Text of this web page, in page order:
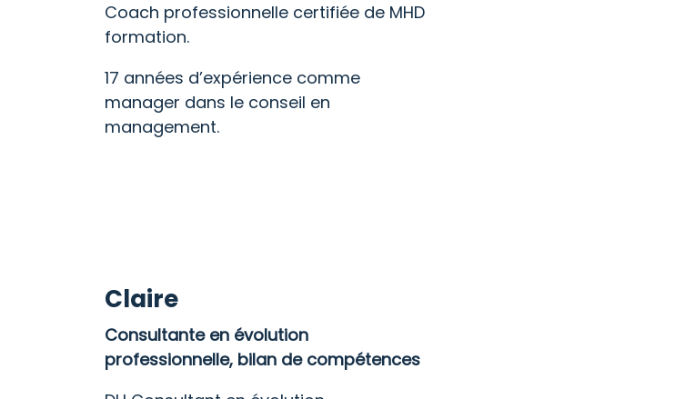
Coach professionnelle certifiée de MHD
formation.
17 années d’expérience comme
manager dans le conseil en
management.
Claire
Consultante en évolution
professionnelle, bilan de compétences